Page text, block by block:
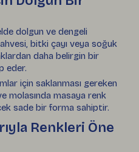
dolgun ve dengeli
bitki çayı veya soğuk
daha belirgin bir
eder.
için saklanması gereken
molasında masaya renk
sade bir forma sahiptir.
Renkleri Öne